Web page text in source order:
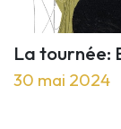
La tournée:
30 mai 2024